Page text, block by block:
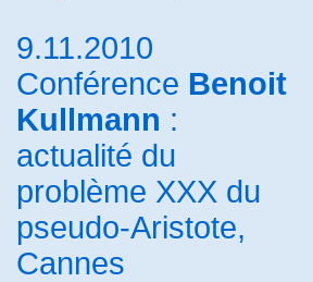
9.11.2010
Conférence Benoit
Kullmann :
actualité du
problème XXX du
pseudo-Aristote,
Cannes